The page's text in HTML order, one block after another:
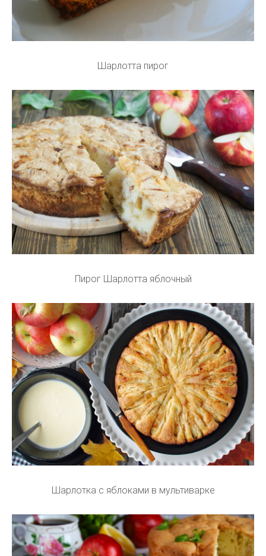
Шарлотта пирог
Пирог Шарлотта яблочный
Шарлотка с яблоками в мультиварке